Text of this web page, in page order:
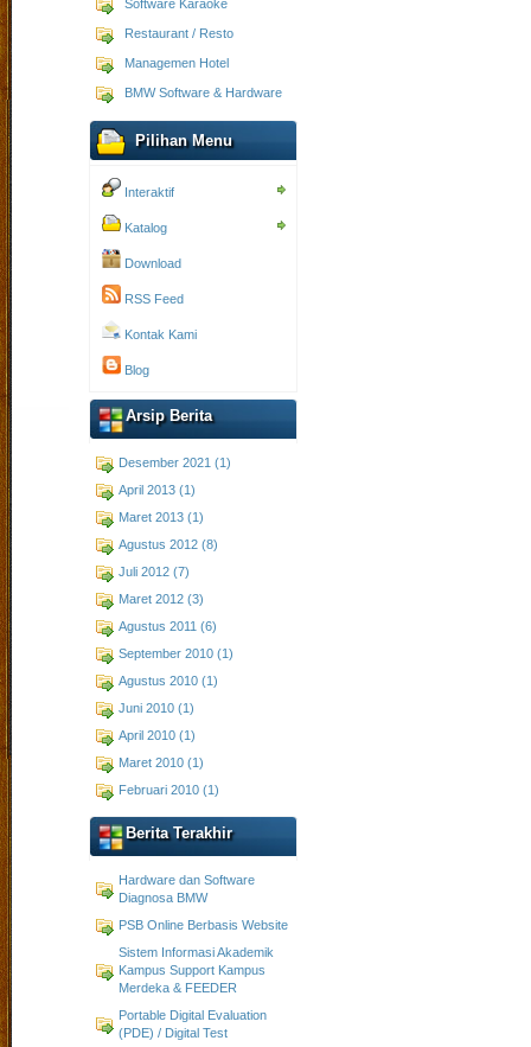
Software Karaoke
Restaurant / Resto
Managemen Hotel
BMW Software & Hardware
Pilihan Menu
Interaktif
Katalog
Download
RSS Feed
Kontak Kami
Blog
Arsip Berita
Desember 2021 (1)
April 2013 (1)
Maret 2013 (1)
Agustus 2012 (8)
Juli 2012 (7)
Maret 2012 (3)
Agustus 2011 (6)
September 2010 (1)
Agustus 2010 (1)
Juni 2010 (1)
April 2010 (1)
Maret 2010 (1)
Februari 2010 (1)
Berita Terakhir
Hardware dan Software
Diagnosa BMW
PSB Online Berbasis Website
Sistem Informasi Akademik
Kampus Support Kampus
Merdeka & FEEDER
Portable Digital Evaluation
(PDE) / Digital Test